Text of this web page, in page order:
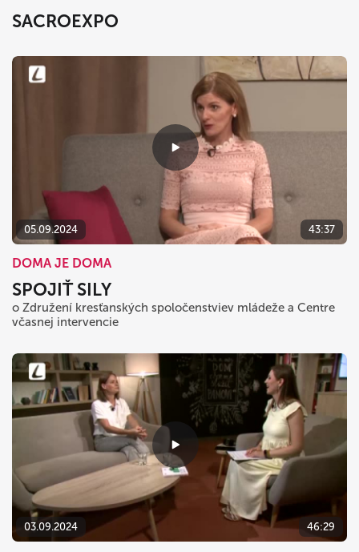
SACROEXPO
05.09.2024 43:37
DOMA JE DOMA
SPOJIŤ SILY
o Združení kresťanských spoločenstviev mládeže a Centre
včasnej intervencie
03.09.2024 46:29